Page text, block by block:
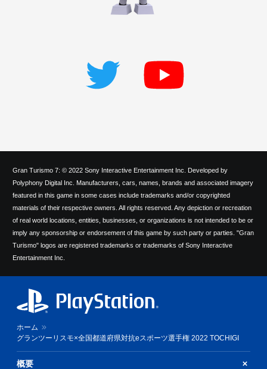
Gran Turismo 7: © 2022 Sony Interactive Entertainment Inc. Developed by
Polyphony Digital Inc. Manufacturers, cars, names, brands and associated imagery
featured in this game in some cases include trademarks and/or copyrighted
materials of their respective owners. All rights reserved. Any depiction or recreation
of real world locations, entities, businesses, or organizations is not intended to be or
imply any sponsorship or endorsement of this game by such party or parties. "Gran
Turismo" logos are registered trademarks or trademarks of Sony Interactive
Entertainment Inc.
ホーム
グランツーリスモ×全国都道府県対抗eスポーツ選手権 2022 TOCHIGI
概要